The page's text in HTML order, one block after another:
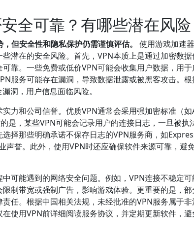
全可靠？有哪些潜在风险
但安全性和隐私保护仍需谨慎评估。
使用游戏加速
潜在的安全风险。首先，VPN本质上是通过加密数
靠。一些免费或低价VPN可能会收集用户数据，用
服务可能存在漏洞，导致数据泄露或被黑客攻击。
洞，用户信息面临风险。
力和公司信誉。优质VPN通常会采用强加密标准（如
是，某些VPN可能会记录用户的连接日志，一旦被执
择那些明确承诺不保存日志的VPN服务商，如
誉。此外，使用VPN时还应确保软件来源可靠，避
可能遇到的网络安全问题。例如，VPN连接不稳定
制带宽或强制广告，影响游戏体验。更重要的是，
任。根据中国相关法规，未经批准的VPN服务属于
使用VPN前详细阅读服务协议，并定期更新软件，